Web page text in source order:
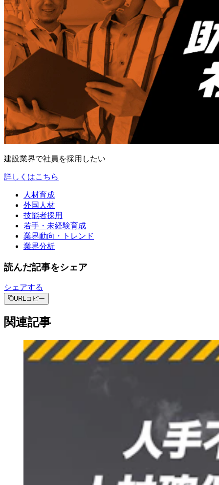
建設業界で社員を採用したい
詳しくはこちら
人材育成
外国人材
技能者採用
若手・未経験育成
業界動向・トレンド
業界分析
読んだ記事をシェア
シェアする
URLコピー
関連記事